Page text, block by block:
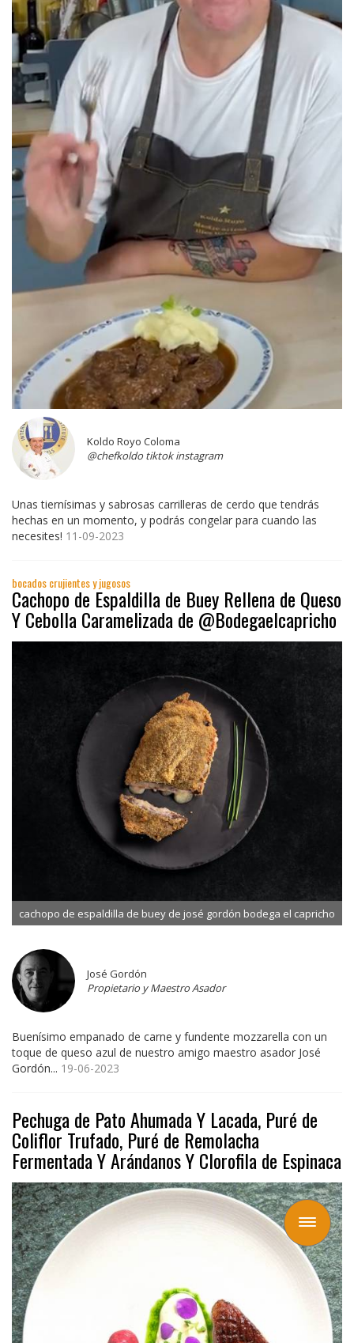
Toggle
navigation
Koldo Royo Coloma
@chefkoldo tiktok instagram
Unas tiernísimas y sabrosas carrilleras de cerdo que tendrás
hechas en un momento, y podrás congelar para cuando las
necesites! 11-09-2023
bocados crujientes y jugosos
Cachopo de Espaldilla de Buey Rellena de Queso
Y Cebolla Caramelizada de @Bodegaelcapricho
cachopo de espaldilla de buey de josé gordón bodega el capricho
José Gordón
Propietario y Maestro Asador
Buenísimo empanado de carne y fundente mozzarella con un
toque de queso azul de nuestro amigo maestro asador José
Gordón... 19-06-2023
Pechuga de Pato Ahumada Y Lacada, Puré de
Coliflor Trufado, Puré de Remolacha
Fermentada Y Arándanos Y Clorofila de Espinaca